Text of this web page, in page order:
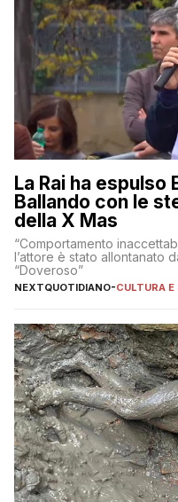
La Rai ha
Ballando con le
della X Mas
“Comportamento
l’attore è stato allontanato
“Doveroso”
NEXTQUOTIDIANO-CULTURA E